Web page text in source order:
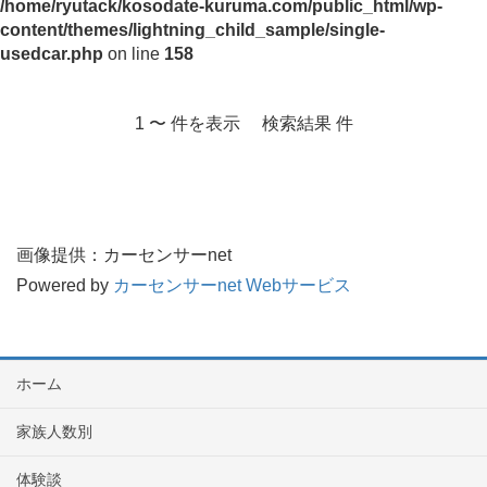
/home/ryutack/kosodate-kuruma.com/public_html/wp-
content/themes/lightning_child_sample/single-
usedcar.php on line 158
1 〜 件を表示 検索結果 件
画像提供：カーセンサーnet
Powered by カーセンサーnet Webサービス
ホーム
家族人数別
体験談